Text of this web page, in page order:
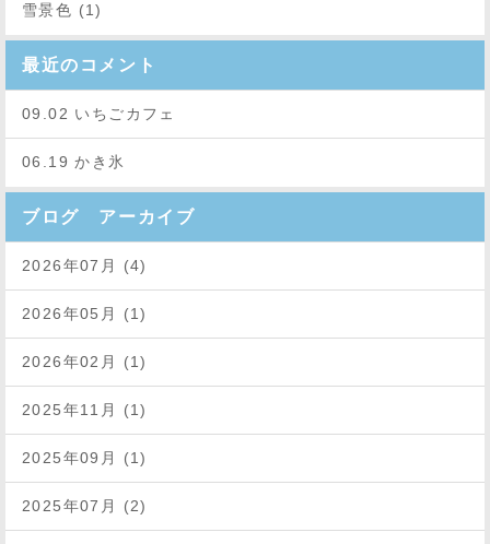
雪景色 (1)
最近のコメント
09.02 いちごカフェ
06.19 かき氷
ブログ アーカイブ
2026年07月 (4)
2026年05月 (1)
2026年02月 (1)
2025年11月 (1)
2025年09月 (1)
2025年07月 (2)